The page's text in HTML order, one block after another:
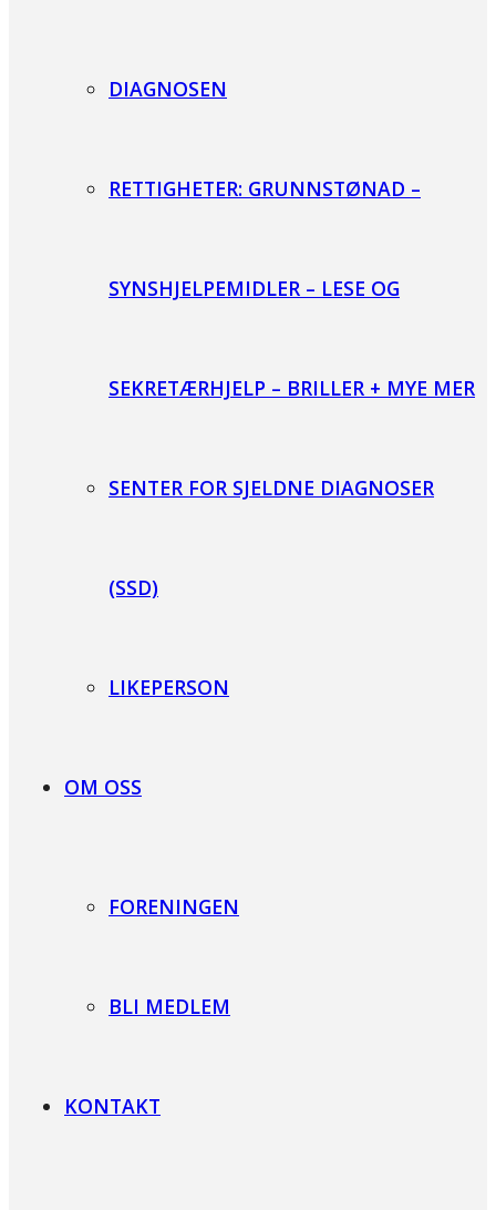
DIAGNOSEN
RETTIGHETER: GRUNNSTØNAD –
SYNSHJELPEMIDLER – LESE OG
SEKRETÆRHJELP – BRILLER + MYE MER
SENTER FOR SJELDNE DIAGNOSER
(SSD)
LIKEPERSON
OM OSS
FORENINGEN
BLI MEDLEM
KONTAKT